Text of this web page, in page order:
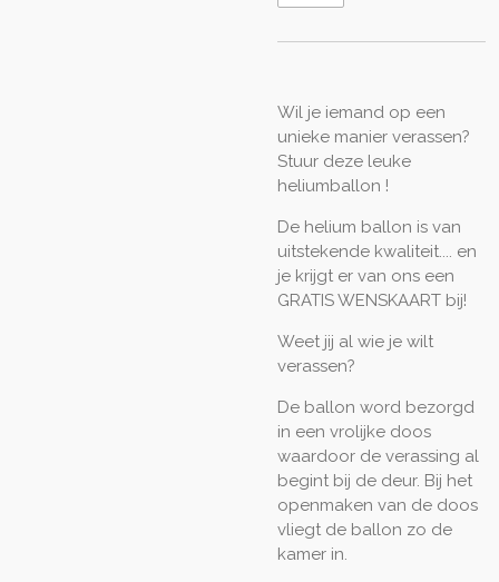
Wil je iemand op een
unieke manier verassen?
Stuur deze leuke
heliumballon !
De helium ballon is van
uitstekende kwaliteit.... en
je krijgt er van ons een
GRATIS WENSKAART bij!
Weet jij al wie je wilt
verassen?
De ballon word bezorgd
in een vrolijke doos
waardoor de verassing al
begint bij de deur. Bij het
openmaken van de doos
vliegt de ballon zo de
kamer in.